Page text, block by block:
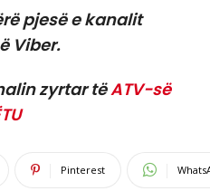
pjesë e kanalit
Viber.
zyrtar tëATV-së
Pinterest